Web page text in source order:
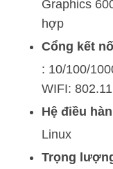
Graphics
hợp
Cổng kết
: 10/100/
WIFI: 802.11
Hệ điều
Linux
Trọng